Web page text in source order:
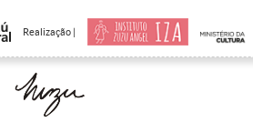
Realização |